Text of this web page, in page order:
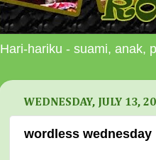
Hari-hariku - suami, anak,
WEDNESDAY, JULY 13,
wordless wednesday